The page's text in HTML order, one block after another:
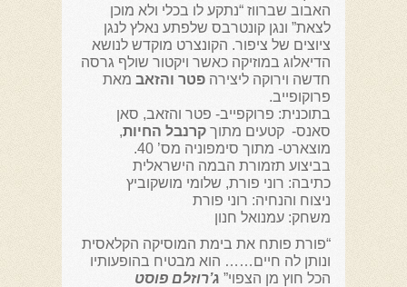
האבוב שברווז “נתקע לו בכלי ולא מוכן
לצאת” ונגן קונטרבס שלפתע נאלץ לנגן
ציוצים של ציפור. הקונצרט מוקדש לנושא
הדיאלוג במוזיקה כאשר ויקטור שולף גרסה
חדשה וירוקה ליצירה פטר והזאב מאת
פרוקופייב.
בתוכנית: פרוקפייב- פטר והזאב, סאן
סאנס- קטעים מתוך קרנבל החיות,
מוצארט- מתוך סימפוניה מס’ 40.
בביצוע תזמורת הבמה הישראלית
כתיבה: רוני פורת, שלומי מושקוביץ
ניצוח והנחיה: רוני פורת
משחק: עמנואל חנון
“פורת פותח את בימת המוסיקה הקלאסית
ונותן לה חיים…… הוא מבטיח בהופעותיו
הכל חוץ מן הצפוי” ג’רוזלם פוסט